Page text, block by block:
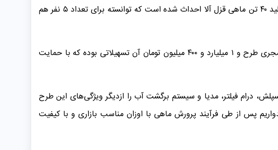
این پروژه در زمینی با مساحت مفید ۲۹۴ مترمربع دارای ۶ استخر هشت وجهی با استفاده از آب چاه و ظرفیت تولید ۴۰ تن ماهی قزل آلا احداث شده است که توانسته برای تعداد ۵ نفر هم
کریم زاده میزان سرمایه گذاری این طرح را ۳ میلیارد و ۴۰۰ میلیون تومان بیان نمود که مبلغ ۲ میلیارد تومان آنرا مجری طرح و ۱ میلیارد و ۴۰۰ میلیون تومان آن تسهیلاتی بوده که با حمایت
درام فیلتر، مدیا و سیستم برگشت آب را ازدیگر ویژگی‌های این طرح
بوده که امیدواریم پس از طی فرآیند پرورش ماهی با اوزان مناسب بازاری و با کیفیت